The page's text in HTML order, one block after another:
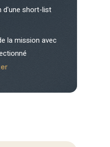
d'une short-list
la mission avec